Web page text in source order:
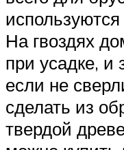
На гвоздях
при усадке, и
если не
сделать из
твердой